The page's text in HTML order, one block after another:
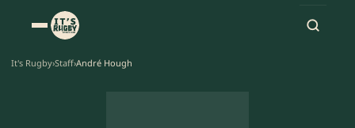
It's Rugby›Staff›André Hough